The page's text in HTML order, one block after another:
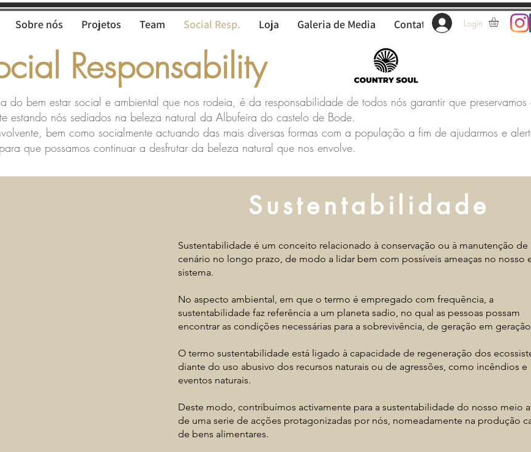
Sobre nós Projetos Team Social Resp. Loja Galeria de Media Contatos Login
Responsability
bem estar social e ambiental que nos rodeia, é da responsabilidade de todos nós garantir que preservamos
estando nós sediados na beleza natural da Albufeira do castelo de Bode.
bem como socialmente actuando das mais diversas formas com a população a fim de ajudarmos e
que possamos continuar a desfrutar da beleza natural que nos envolve.
Sustentabilidade
Sustentabilidade é um conceito relacionado à conservação ou à manutenção de
cenário no longo prazo, de modo a lidar bem com possíveis ameaças no nosso
sistema.
No aspecto ambiental, em que o termo é empregado com frequência, a
sustentabilidade faz referência a um planeta sadio, no qual as pessoas possam
encontrar as condições necessárias para a sobrevivência, de geração em
O termo sustentabilidade está ligado à capacidade de regeneração dos
diante do uso abusivo dos recursos naturais ou de agressões, como incêndios e
eventos naturais.
Deste modo, contribuímos activamente para a sustentabilidade do nosso meio
de uma serie de acções protagonizadas por nós, nomeadamente na produção
de bens alimentares.